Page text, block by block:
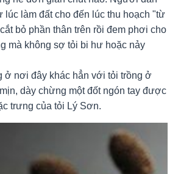
lúc làm đất cho đến lúc thu hoạch "từ
bỏ phần thân trên rồi đem phơi cho
mà không sợ tỏi bi hư hoặc nảy
ở nơi đây khác hẳn với tỏi trồng ở
dày chừng một đốt ngón tay được
trưng của tỏi Lý Sơn.